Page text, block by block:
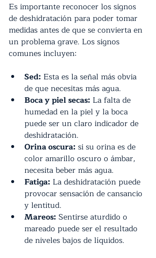
Es importante reconocer los signos
de deshidratación para poder tomar
medidas antes de que se convierta en
un problema grave. Los signos
comunes incluyen:
Sed: Esta es la señal más obvia
de que necesitas más agua.
Boca y piel secas: La falta de
humedad en la piel y la boca
puede ser un claro indicador de
deshidratación.
Orina oscura: si su orina es de
color amarillo oscuro o ámbar,
necesita beber más agua.
Fatiga: La deshidratación puede
provocar sensación de cansancio
y lentitud.
Mareos: Sentirse aturdido o
mareado puede ser el resultado
de niveles bajos de líquidos.